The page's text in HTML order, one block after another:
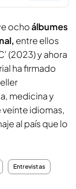
ochoálbumes
entre ellos
(2023) y ahora
ha firmado
medicina y
veinte idiomas,
al país que lo
Entrevistas